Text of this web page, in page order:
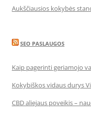
Aukščiausios kokybės
SEO PASLAUGOS
Kaip pagerinti geriamojo
Kokybiškos vidaus durys
CBD aliejaus poveikis –